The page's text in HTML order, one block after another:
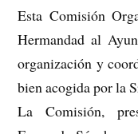
Esta Comisión
Hermandad al
organización y
bien acogida por la
La Comisión,